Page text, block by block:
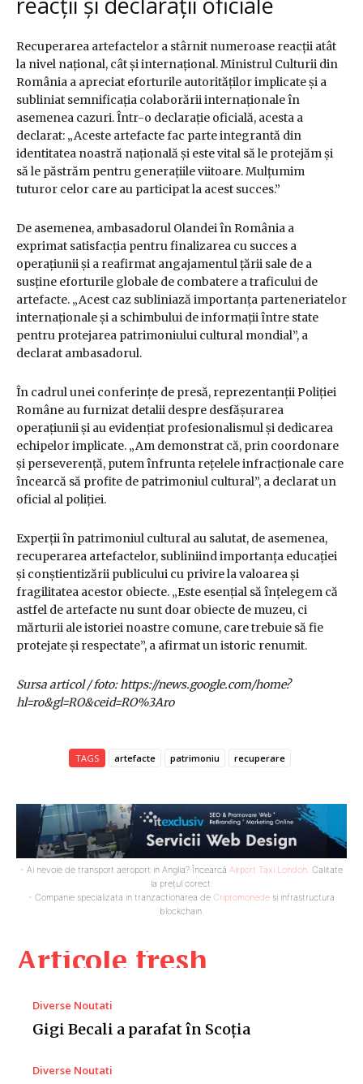
Articole fresh
Diverse Noutati
Gigi Becali a parafat în Scoția
Diverse Noutati
Recuperarea artefactelor a stârnit numeroase reacții atât
la nivel național, cât și internațional. Ministrul Culturii din
România a apreciat eforturile autorităților implicate și a
subliniat semnificația colaborării internaționale în
asemenea cazuri. Într-o declarație oficială, acesta a
declarat: „Aceste artefacte fac parte integrantă din
identitatea noastră națională și este vital să le protejăm și
să le păstrăm pentru generațiile viitoare. Mulțumim
tuturor celor care au participat la acest succes.”
De asemenea, ambasadorul Olandei în România a
exprimat satisfacția pentru finalizarea cu succes a
operațiunii și a reafirmat angajamentul țării sale de a
susține eforturile globale de combatere a traficului de
artefacte. „Acest caz subliniază importanța parteneriatelor
internaționale și a schimbului de informații între state
pentru protejarea patrimoniului cultural mondial”, a
declarat ambasadorul.
În cadrul unei conferințe de presă, reprezentanții Poliției
Române au furnizat detalii despre desfășurarea
operațiunii și au evidențiat profesionalismul și dedicarea
echipelor implicate. „Am demonstrat că, prin coordonare
și perseverență, putem înfrunta rețelele infracționale care
încearcă să profite de patrimoniul cultural”, a declarat un
oficial al poliției.
Experții în patrimoniul cultural au salutat, de asemenea,
recuperarea artefactelor, subliniind importanța educației
și conștientizării publicului cu privire la valoarea și
fragilitatea acestor obiecte. „Este esențial să înțelegem că
astfel de artefacte nu sunt doar obiecte de muzeu, ci
mărturii ale istoriei noastre comune, care trebuie să fie
protejate și respectate”, a afirmat un istoric renumit.
Sursa articol / foto: https://news.google.com/home?
hl=ro&gl=RO&ceid=RO%3Aro
TAGS artefacte patrimoniu recuperare
- Ai nevoie de transport aeroport in Anglia? Încearcă Airport Taxi London. Calitate
la prețul corect.
- Companie specializata in tranzactionarea de Criptomonede si infrastructura
blockchain.